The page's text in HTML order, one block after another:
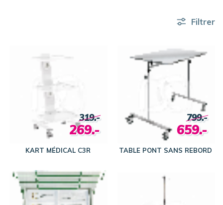
Filtrer
KART MÉDICAL C3R
319.-
269.-
TABLE PONT SANS REBORD
799.-
659.-